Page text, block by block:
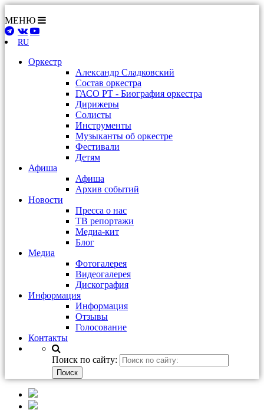
МЕНЮ
RU
Оркестр
Александр Сладковский
Состав оркестра
ГАСО РТ - Биография оркестра
Дирижеры
Солисты
Инструменты
Музыканты об оркестре
Фестивали
Детям
Афиша
Афиша
Архив событий
Новости
Пресса о нас
ТВ репортажи
Медиа-кит
Блог
Медиа
Фотогалерея
Видеогалерея
Дискография
Информация
Информация
Отзывы
Голосование
Контакты
Поиск по сайту: